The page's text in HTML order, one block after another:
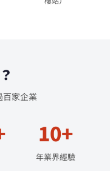
百家企業
10+
年業界經驗